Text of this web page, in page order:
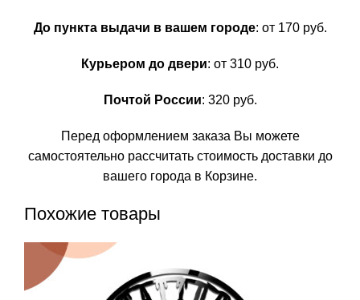
До пункта выдачи в вашем городе: от 170 руб.
Курьером до двери: от 310 руб.
Почтой России: 320 руб.
Перед оформлением заказа Вы можете
самостоятельно рассчитать стоимость доставки до
вашего города в Корзине.
Похожие товары